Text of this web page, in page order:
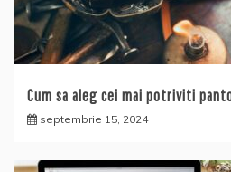
Cum sa aleg cei mai potriviti
septembrie 15, 2024